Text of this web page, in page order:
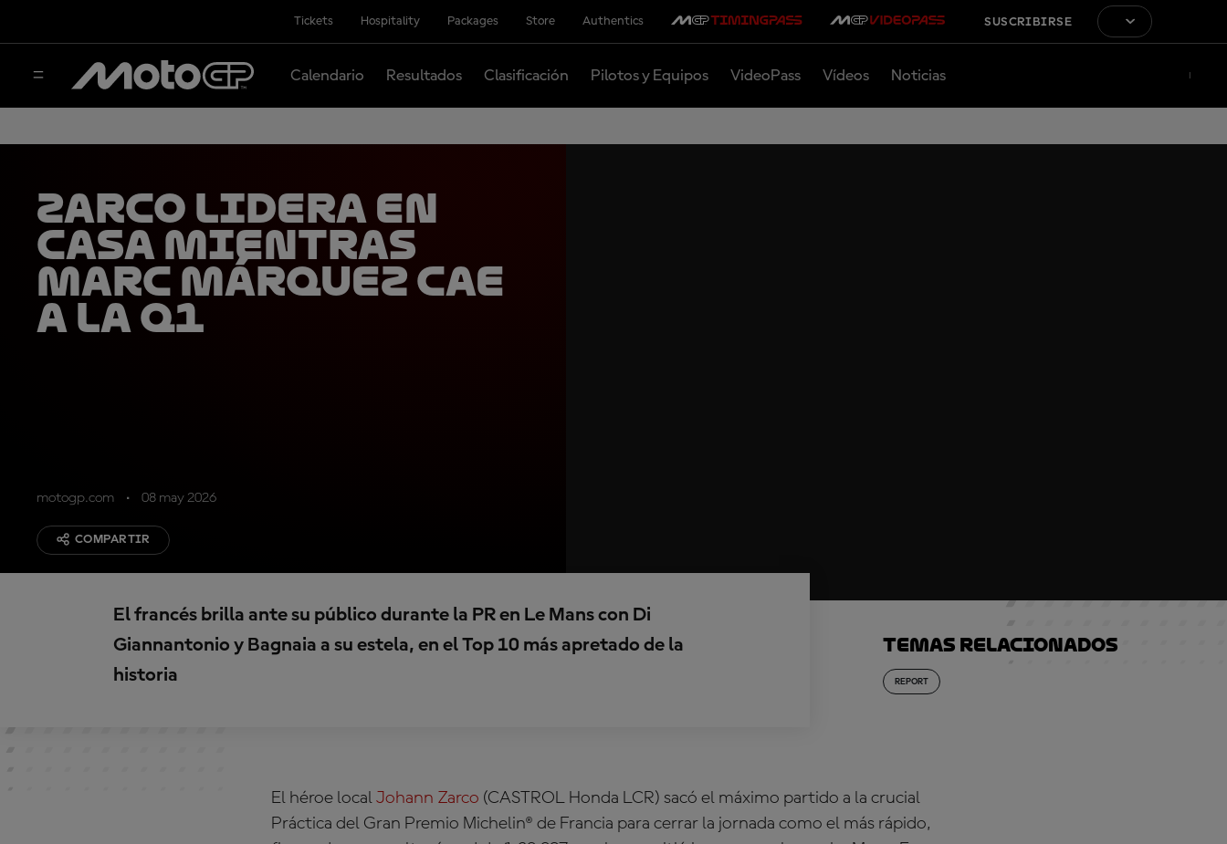
Tickets Hospitality Packages Store Authentics SUSCRIBIRSE
Calendario Resultados Clasificación Pilotos y Equipos VideoPass Vídeos Noticias
Zarco lidera en
casa mientras
Marc Márquez cae
a la Q1
motogp.com 08 may 2026
COMPARTIR
El francés brilla ante su público durante la PR en Le Mans con Di
Giannantonio y Bagnaia a su estela, en el Top 10 más apretado de la
historia
Temas relacionados
REPORT
El héroe local Johann Zarco (CASTROL Honda LCR) sacó el máximo partido a la crucial
Práctica del Gran Premio Michelin® de Francia para cerrar la jornada como el más rápido,